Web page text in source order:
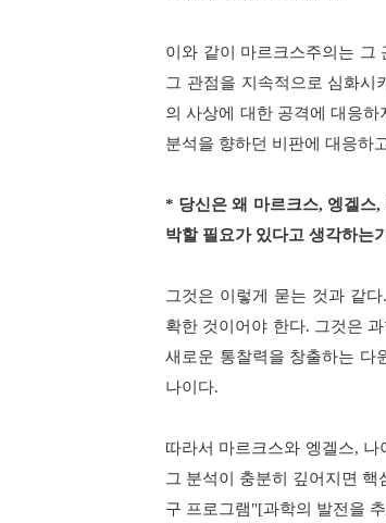
이와 같이 마르크스주의는 그
그 관점을 지속적으로 심화시
의 사상에 대한 공격에 대응하
분석을 향하던 비판에 대응하
* 당신은 왜 마르크스, 엥겔스,
박할 필요가 있다고 생각하는
그것은 이렇게 묻는 것과 같다.
확한 것이어야 한다. 그것은
새로운 통찰력을 창출하는 다
나이다.
따라서 마르크스와 엥겔스, 나
그 분석이 충분히 깊어지면
구 프로그램"[과학의 발전을